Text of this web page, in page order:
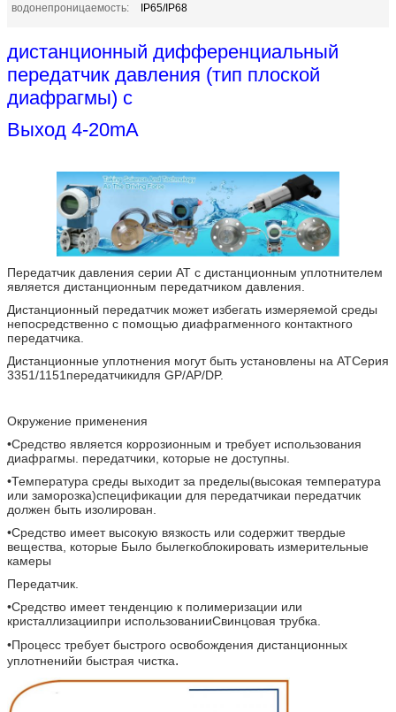
водонепроницаемость:
IP65/IP68
дистанционный дифференциальный
передатчик давления (тип плоской
диафрагмы) с
Выход 4-20mA
Передатчик давления серии AT с дистанционным уплотнителем
является дистанционным передатчиком давления.
Дистанционный передатчик может избегать измеряемой среды
непосредственно с помощью диафрагменного контактного
передатчика.
Дистанционные уплотнения могут быть установлены на ATСерия
3351/1151передатчикидля GP/AP/DP.
Окружение применения
•Средство является коррозионным и требует использования
диафрагмы. передатчики, которые не доступны.
•Температура среды выходит за пределы(высокая температура
или заморозка)спецификации для передатчикаи передатчик
должен быть изолирован.
•Средство имеет высокую вязкость или содержит твердые
вещества, которые Было былегкоблокировать измерительные
камеры
Передатчик.
•Средство имеет тенденцию к полимеризации или
кристаллизациипри использованииСвинцовая трубка.
•Процесс требует быстрого освобождения дистанционных
уплотненийи быстрая чистка.